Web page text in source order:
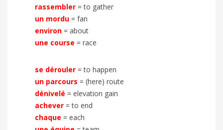
rassembler = to gather
un mordu = fan
environ = about
une course = race
se dérouler = to happen
un parcours = (here) route
dénivelé = elevation gain
achever = to end
chaque = each